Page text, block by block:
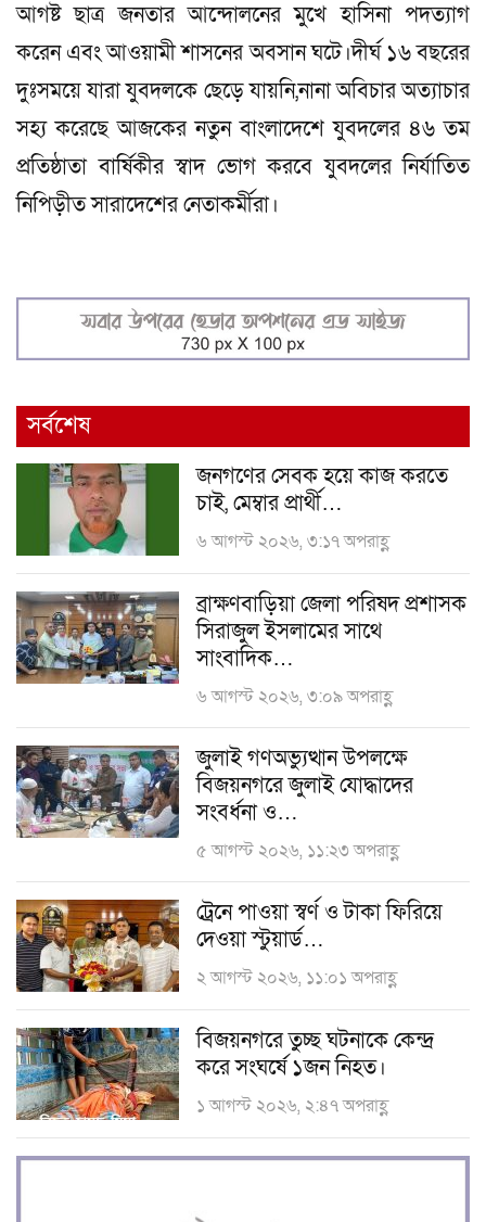
আগষ্ট ছাত্র জনতার আন্দোলনের মুখে হাসিনা পদত্যাগ
করেন এবং আওয়ামী শাসনের অবসান ঘটে।দীর্ঘ ১৬ বছরের
দুঃসময়ে যারা যুবদলকে ছেড়ে যায়নি,নানা অবিচার অত্যাচার
সহ্য করেছে আজকের নতুন বাংলাদেশে যুবদলের ৪৬ তম
প্রতিষ্ঠাতা বার্ষিকীর স্বাদ ভোগ করবে যুবদলের নির্যাতিত
নিপিড়ীত সারাদেশের নেতাকর্মীরা।
সর্বশেষ
জনগণের সেবক হয়ে কাজ করতে
চাই, মেম্বার প্রার্থী…
৬ আগস্ট ২০২৬, ৩:১৭ অপরাহ্ণ
ব্রাক্ষণবাড়িয়া জেলা পরিষদ প্রশাসক
সিরাজুল ইসলামের সাথে
সাংবাদিক…
৬ আগস্ট ২০২৬, ৩:০৯ অপরাহ্ণ
জুলাই গণঅভ্যুত্থান উপলক্ষে
বিজয়নগরে জুলাই যোদ্ধাদের
সংবর্ধনা ও…
৫ আগস্ট ২০২৬, ১১:২৩ অপরাহ্ণ
ট্রেনে পাওয়া স্বর্ণ ও টাকা ফিরিয়ে
দেওয়া স্টুয়ার্ড…
২ আগস্ট ২০২৬, ১১:০১ অপরাহ্ণ
বিজয়নগরে তুচ্ছ ঘটনাকে কেন্দ্র
করে সংঘর্ষে ১জন নিহত।
১ আগস্ট ২০২৬, ২:৪৭ অপরাহ্ণ